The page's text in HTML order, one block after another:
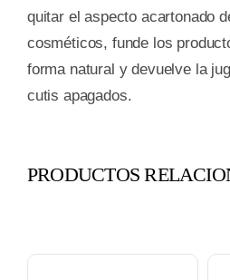
quitar el aspecto acartonado
cosméticos, funde los
forma natural y devuelve la
cutis apagados.
PRODUCTOS